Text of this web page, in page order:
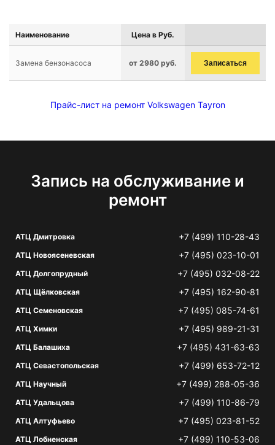
Наименование Цена в Руб.
Замена бензонасоса от 2980 руб. Записаться
Прайс-лист на ремонт Volkswagen Tayron
Запись на обслуживание и
ремонт
АТЦ Дмитровка +7 (499) 110-28-43
АТЦ Новоясеневская +7 (495) 023-10-01
АТЦ Долгопрудный +7 (495) 032-08-22
АТЦ Щёлковская +7 (495) 162-90-81
АТЦ Семеновская +7 (495) 085-74-61
АТЦ Химки +7 (495) 989-21-31
АТЦ Балашиха +7 (495) 431-63-63
АТЦ Севастопольская +7 (499) 653-72-12
АТЦ Научный +7 (499) 288-05-36
АТЦ Удальцова +7 (499) 110-86-79
АТЦ Алтуфьево +7 (495) 023-81-52
АТЦ Лобненская +7 (499) 110-53-06